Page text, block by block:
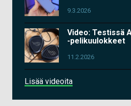
9.3.2026
Video: Testissä
-pelikuulokkeet
11.2.2026
Lisää videoita